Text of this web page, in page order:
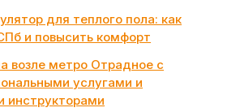
для теплого пола: как
и повысить комфорт
возле метро Отрадное с
услугами и
инструкторами